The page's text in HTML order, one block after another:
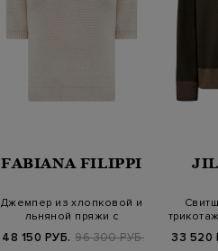
FABIANA FILIPPI
Джемпер из хлопковой и
льняной пряжи с
48 150 РУБ. 96 300 РУБ.
JIL
33 520